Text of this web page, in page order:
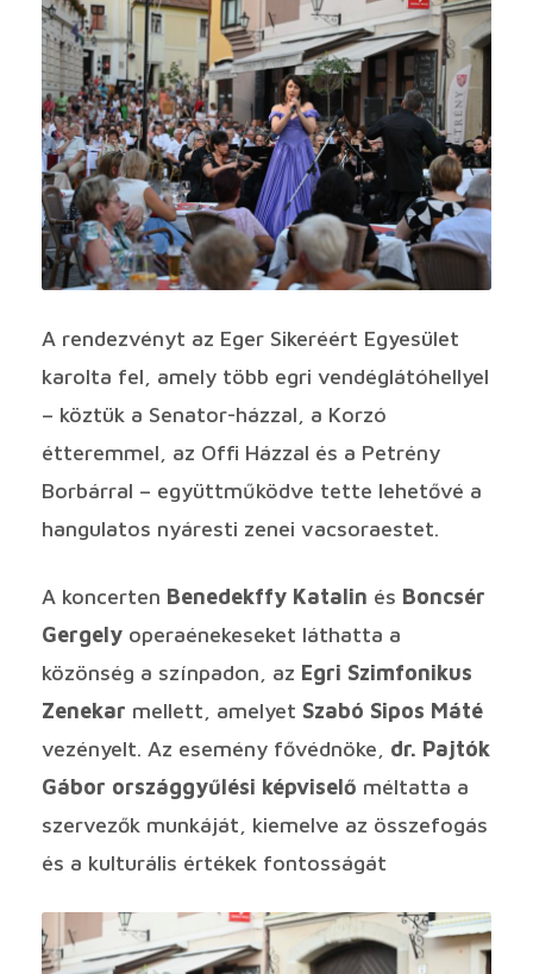
A rendezvényt az Eger Sikeréért Egyesület
karolta fel, amely több egri vendéglátóhellyel
– köztük a Senator-házzal, a Korzó
étteremmel, az Offi Házzal és a Petrény
Borbárral – együttműködve tette lehetővé a
hangulatos nyáresti zenei vacsoraestet.
A koncerten Benedekffy Katalin és Boncsér
Gergely operaénekeseket láthatta a
közönség a színpadon, az Egri Szimfonikus
Zenekar mellett, amelyet Szabó Sipos Máté
vezényelt. Az esemény fővédnöke, dr. Pajtók
Gábor országgyűlési képviselő méltatta a
szervezők munkáját, kiemelve az összefogás
és a kulturális értékek fontosságát